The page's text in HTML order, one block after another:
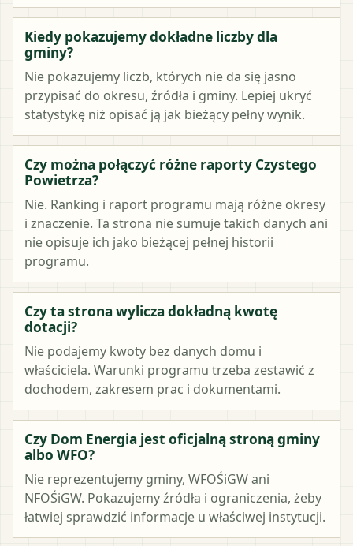
Kiedy pokazujemy dokładne liczby dla
gminy?
Nie pokazujemy liczb, których nie da się jasno
przypisać do okresu, źródła i gminy. Lepiej ukryć
statystykę niż opisać ją jak bieżący pełny wynik.
Czy można połączyć różne raporty Czystego
Powietrza?
Nie. Ranking i raport programu mają różne okresy
i znaczenie. Ta strona nie sumuje takich danych ani
nie opisuje ich jako bieżącej pełnej historii
programu.
Czy ta strona wylicza dokładną kwotę
dotacji?
Nie podajemy kwoty bez danych domu i
właściciela. Warunki programu trzeba zestawić z
dochodem, zakresem prac i dokumentami.
Czy Dom Energia jest oficjalną stroną gminy
albo WFO?
Nie reprezentujemy gminy, WFOŚiGW ani
NFOŚiGW. Pokazujemy źródła i ograniczenia, żeby
łatwiej sprawdzić informacje u właściwej instytucji.